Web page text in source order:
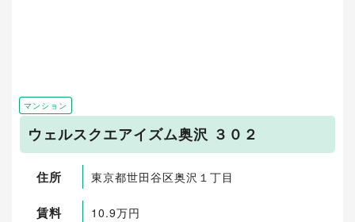
マンション
ウェルスクエアイズム奥沢 ３０２
住所 東京都世田谷区奥沢１丁目
賃料 10.9万円